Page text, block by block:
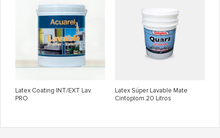
Latex Coating INT/EXT Lav.
PRO
Latex Súper Lavable Mate
Cintoplom 20 Litros